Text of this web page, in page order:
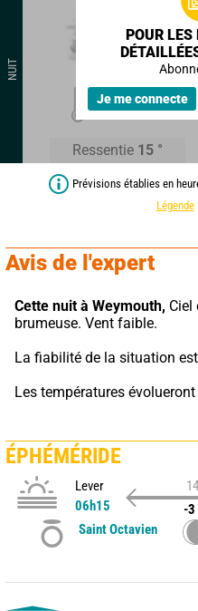
NUIT
17°
Ressentie 15 °
POUR LES
Je me connecte
Prévisions établies en
Légende
Avis de l'expert
Cette nuit à Weymouth, Ciel
brumeuse. Vent faible.
La fiabilité de la situation
Les températures évolueront
ÉPHÉMÉRIDE
Lever
06h15
-3
Saint Octavien